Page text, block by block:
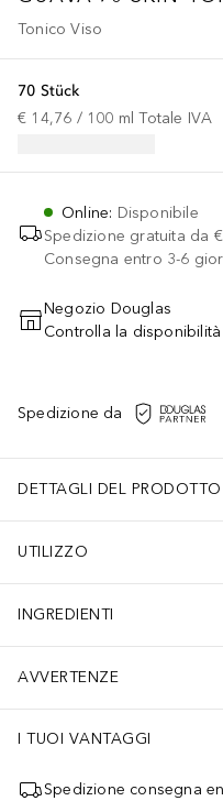
Tonico Viso
70 Stück
€ 14,76 / 100 ml Totale IVA
Online: Disponibile
Spedizione gratuita da
Consegna entro 3-6
Negozio Douglas
Controlla la
Spedizione da
DETTAGLI DEL PRODOTTO
UTILIZZO
INGREDIENTI
AVVERTENZE
I TUOI VANTAGGI
Spedizione consegna